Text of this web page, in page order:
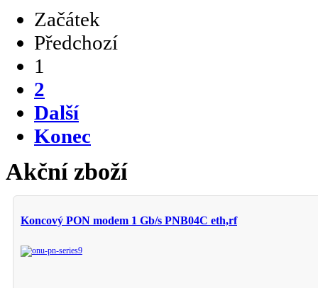
Začátek
Předchozí
1
2
Další
Konec
Akční zboží
Koncový PON modem 1 Gb/s PNB04C eth,rf